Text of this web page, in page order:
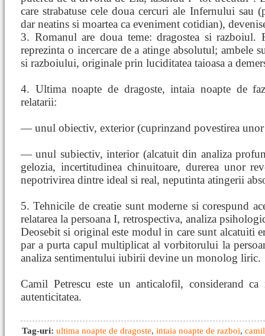
care strabatuse cele doua cercuri ale Infernului sau
dar neatins si moartea ca eveniment cotidian),
3. Romanul are doua teme: dragostea si razboiul.
reprezinta o incercare de a atinge absolutul; ambele
si razboiului, originale prin luciditatea taioasa a
4. Ultima noapte de dragoste, intaia noapte de
relatarii:
— unul obiectiv, exterior (cuprinzand povestirea
— unul subiectiv, interior (alcatuit din analiza
gelozia, incertitudinea chinuitoare, durerea unor
nepotrivirea dintre ideal si real, neputinta atingerii
5. Tehnicile de creatie sunt moderne si corespund
relatarea la persoana I, retrospectiva, analiza
Deosebit si original este modul in care sunt alcatuiti
par a purta capul multiplicat al vorbitorului la
analiza sentimentului iubirii devine un monolog liric.
Camil Petrescu este un anticalofil, considerand ca
autenticitatea.
Tag-uri: ultima noapte de dragoste, intaia noapte de razboi,